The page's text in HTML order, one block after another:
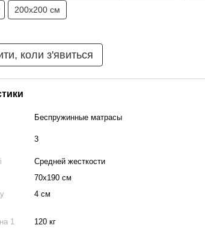
200х200 см
коли з'явиться
Беспружинные матрасы
3
Средней жесткости
70х190 см
4 см
1
120 кг